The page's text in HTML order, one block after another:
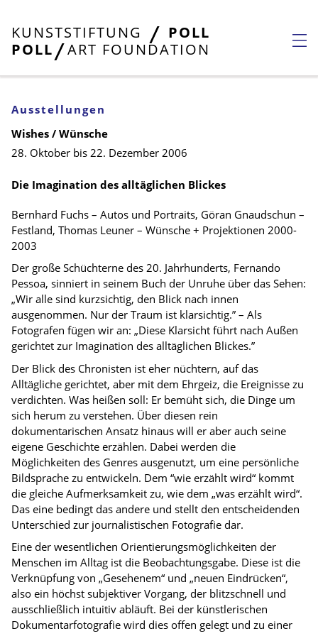
KUNSTSTIFTUNG
POLL
POLL
ART FOUNDATION
Ausstellungen
Wishes / Wünsche
28. Oktober bis 22. Dezember 2006
Die Imagination des alltäglichen Blickes
Bernhard Fuchs – Autos und Portraits, Göran Gnaudschun –
Festland, Thomas Leuner – Wünsche + Projektionen 2000-
2003
Der große Schüchterne des 20. Jahrhunderts, Fernando
Pessoa, sinniert in seinem Buch der Unruhe über das Sehen:
„Wir alle sind kurzsichtig, den Blick nach innen
ausgenommen. Nur der Traum ist klarsichtig.” – Als
Fotografen fügen wir an: „Diese Klarsicht führt nach Außen
gerichtet zur Imagination des alltäglichen Blickes.”
Der Blick des Chronisten ist eher nüchtern, auf das
Alltägliche gerichtet, aber mit dem Ehrgeiz, die Ereignisse zu
verdichten. Was heißen soll: Er bemüht sich, die Dinge um
sich herum zu verstehen. Über diesen rein
dokumentarischen Ansatz hinaus will er aber auch seine
eigene Geschichte erzählen. Dabei werden die
Möglichkeiten des Genres ausgenutzt, um eine persönliche
Bildsprache zu entwickeln. Dem “wie erzählt wird“ kommt
die gleiche Aufmerksamkeit zu, wie dem „was erzählt wird“.
Das eine bedingt das andere und stellt den entscheidenden
Unterschied zur journalistischen Fotografie dar.
Eine der wesentlichen Orientierungsmöglichkeiten der
Menschen im Alltag ist die Beobachtungsgabe. Diese ist die
Verknüpfung von „Gesehenem“ und „neuen Eindrücken“,
also ein höchst subjektiver Vorgang, der blitzschnell und
ausschließlich intuitiv abläuft. Bei der künstlerischen
Dokumentarfotografie wird dies offen gelegt und zu einer